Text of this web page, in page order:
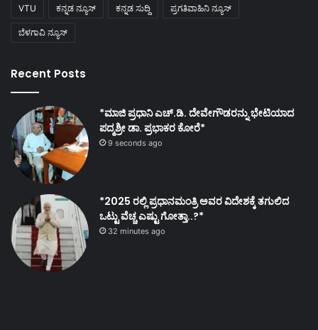
VTU ಕನ್ನಡ ನ್ಯೂಸ್ ಕನ್ನಡ ಸುದ್ದಿ ಪ್ರಗತಿವಾಹಿನಿ ನ್ಯೂಸ್
ಬೆಳಗಾವಿ ನ್ಯೂಸ್
Recent Posts
*ಮಾಜಿ ಪ್ರಧಾನಿ ಎಚ್.ಡಿ. ದೇವೇಗೌಡರನ್ನು ಭೇಟಿಯಾದ
ಪದ್ಮಶ್ರೀ ಡಾ. ಪ್ರಭಾಕರ ಕೋರೆ*
9 seconds ago
*2025 ರಲ್ಲಿ ಪ್ರಧಾನಮಂತ್ರಿ ಅವರ ವಿದೇಶಕ್ಕೆ ತಗುಲಿದ
ಒಟ್ಟು ವೆಚ್ಚ ಎಷ್ಟು ಗೋತ್ತಾ..?*
32 minutes ago